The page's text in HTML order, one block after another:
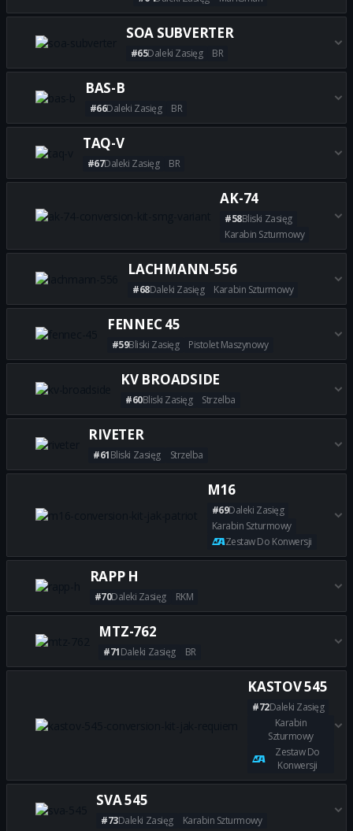
Zdobądź wszystkie najlepsze
SOA SUBVERTER
#65Daleki Zasięg BR
Zdobądź wszystkie najlepsze
BAS-B
#66Daleki Zasięg BR
Zdobądź wszystkie najlepsze
TAQ-V
#67Daleki Zasięg BR
Zdobądź wszystkie najlepsze
AK-74
#58Bliski Zasięg
Karabin Szturmowy
Zdobądź wszystkie najlepsze
LACHMANN-556
#68Daleki Zasięg Karabin Szturmowy
Zdobądź wszystkie najlepsze
FENNEC 45
#59Bliski Zasięg Pistolet Maszynowy
Zdobądź wszystkie najlepsze
KV BROADSIDE
#60Bliski Zasięg Strzelba
Zdobądź wszystkie najlepsze
RIVETER
#61Bliski Zasięg Strzelba
Zdobądź wszystkie najlepsze
M16
#69Daleki Zasięg
Karabin Szturmowy
Zestaw Do Konwersji
Zdobądź wszystkie najlepsze
RAPP H
#70Daleki Zasięg RKM
Zdobądź wszystkie najlepsze
MTZ-762
#71Daleki Zasięg BR
Zdobądź wszystkie najlepsze
KASTOV 545
#72Daleki Zasięg
Karabin
Szturmowy
Zestaw Do
Konwersji
Zdobądź wszystkie najlepsze
SVA 545
#73Daleki Zasięg Karabin Szturmowy